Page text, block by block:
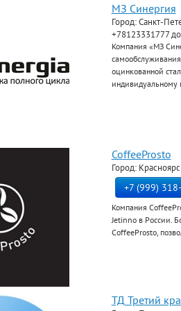
МЗ Синергия
Город: Санкт-
+78123331777
Компания «МЗ
оцинкованной
индивидуальному
CoffeeProsto
Город:
+7 (999)
Компания
Jetinno в России.
CoffeeProsto,
ТД Третий